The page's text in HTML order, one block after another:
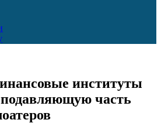
институты
часть